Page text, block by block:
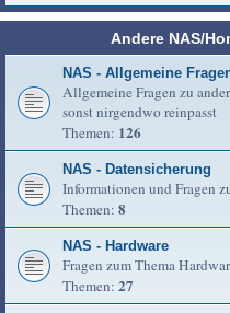
Andere NAS/
NAS - Allgemeine
Allgemeine Fragen zu
sonst nirgendwo reinpasst
Themen: 126
NAS - Datensicherung
Informationen und Fragen
Themen: 8
NAS - Hardware
Fragen zum Thema
Themen: 27